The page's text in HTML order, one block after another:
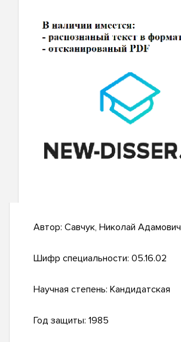
Автор: Савчук, Николай Адамович
Шифр специальности: 05.16.02
Научная степень: Кандидатская
Год защиты: 1985